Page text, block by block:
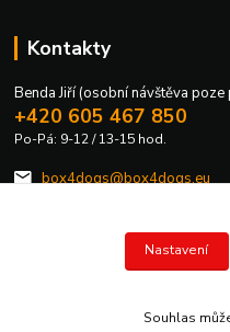
Kontakty
Benda Jiří (osobní návštěva
+420 605 467 850
Po-Pá: 9-12 / 13-15 hod.
box4dogs@box4dogs.eu
Nastavení
Souhlas